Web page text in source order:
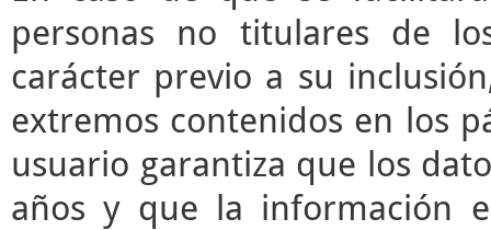
personas no titulares de
carácter previo a su
extremos contenidos en los
usuario garantiza que los
años y que la información